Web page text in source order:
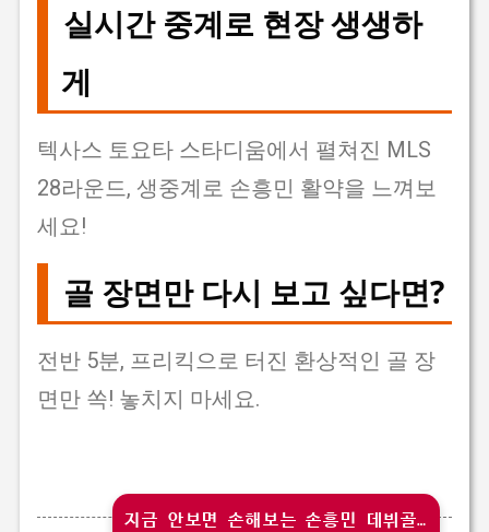
실시간 중계로 현장 생생하
게
텍사스 토요타 스타디움에서 펼쳐진 MLS
28라운드, 생중계로 손흥민 활약을 느껴보
세요!
골 장면만 다시 보고 싶다면?
전반 5분, 프리킥으로 터진 환상적인 골 장
면만 쏙! 놓치지 마세요.
지금 안보면 손해보는 손흥민 데뷔골 직캠 공개